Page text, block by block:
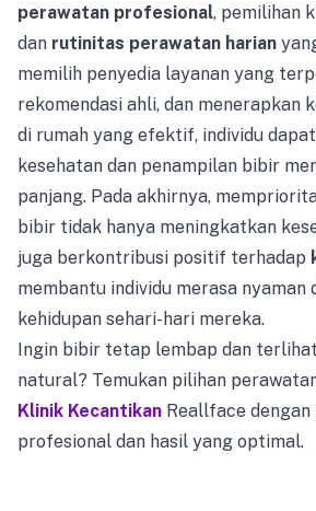
perawatan profesional, pemilihan
dan rutinitas perawatan harian
memilih penyedia layanan yang
rekomendasi ahli, dan menerapkan
di rumah yang efektif, individu
kesehatan dan penampilan bibir
panjang. Pada akhirnya,
bibir tidak hanya meningkatkan
juga berkontribusi positif terhadap
membantu individu merasa nyaman
kehidupan sehari-hari mereka.
Ingin bibir tetap lembap dan
natural? Temukan pilihan
Klinik Kecantikan Reallface dengan
profesional dan hasil yang optimal.